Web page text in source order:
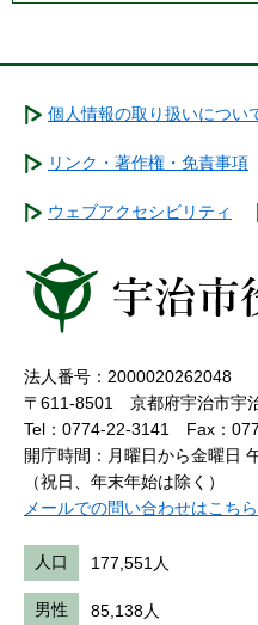
個人情報の取り扱いについ
リンク・著作権・免責事項
ウェブアクセシビリティ
法人番号：2000020262048
〒611-8501 京都府宇治市宇
Tel：0774-22-3141
Fax：
開庁時間：月曜日から金曜日
（祝日、年末年始は除く）
メールでの問い合わせはこちら
人口 177,551人
男性 85,138人